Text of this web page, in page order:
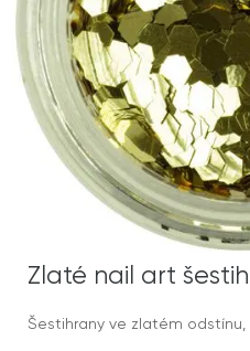
Zlaté nail art
Šestihrany ve zlatém